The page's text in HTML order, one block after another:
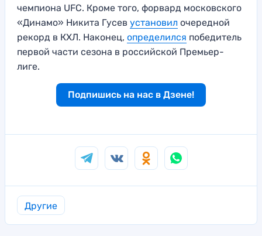
чемпиона UFC. Кроме того, форвард московского
«Динамо» Никита Гусев установил очередной
рекорд в КХЛ. Наконец, определился победитель
первой части сезона в российской Премьер-
лиге.
Подпишись на нас в Дзене!
Другие